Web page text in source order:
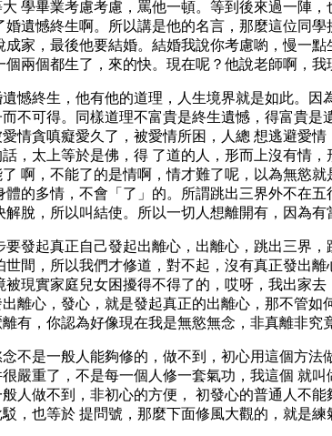
學畢業考慮考慮，罵他一頓。等到後來過一陣
遺憾終生啊。所以講是他的名言，那麼這位同
家，最後他要結婚。結婚我說你考慮喲，慢一
兩個都生了，來的快。現在呢？他說老師啊，
憾終生，他有他的道理，人生境界就是如此。
不可得。同樣道理不富貴是終生遺憾，得富貴
情貪嗔癡愛久了，被愛情所困，人總 想逃避愛
，太上等於是佛，得 了道的人，形而上沒有情
啊，不能了的是情啊，情才難了呢，以為無慾
的多情，不會「了」的。所謂跳出三界外不在
脫，所以叫結使。所以一切人想離開有，因為有
要發起真正自己發起出離心，出離心，跳出三界
間，所以我們才修道，對不起，沒有真正發出
現實家庭兒女困擾得不得了的，哎呀，我出家
離心，發心，就是發起真正的出離心，那不管
有，你認為好像現在我是無慾無念，非真離非究
不是一般人能夠修的，做不到，初心用這個方
嚴重了，不是每一個人修一套氣功，我這個 就
人做不到，非初心的方便， 初發心的普通人不
，也等於 提問號，那麼下面修風大觀的，就是練